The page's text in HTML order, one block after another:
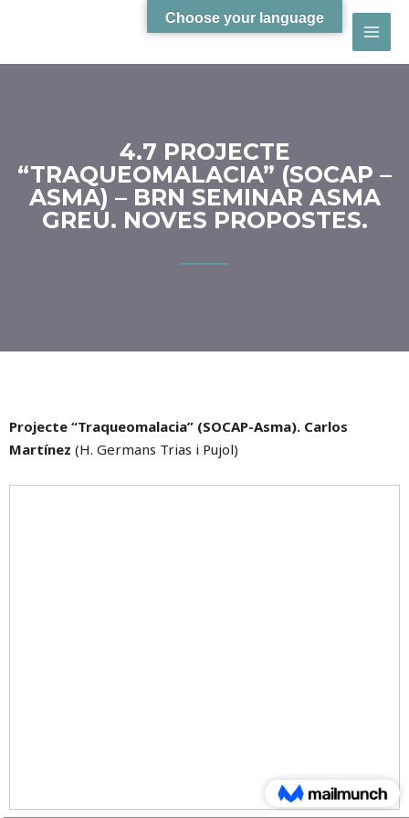
4.7 PROJECTE
“TRAQUEOMALACIA” (SOCAP –
ASMA) – BRN SEMINAR ASMA
GREU. NOVES PROPOSTES.
Projecte “Traqueomalacia” (SOCAP-Asma). Carlos
Martínez (H. Germans Trias i Pujol)
Choose your language